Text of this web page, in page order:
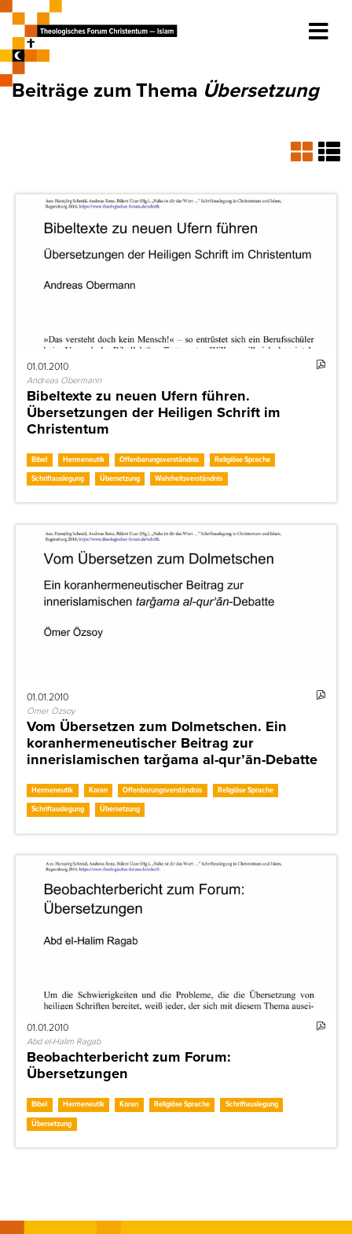
Beiträge zum Thema Übersetzung
01.01.2010
Andreas Obermann
Bibeltexte zu neuen Ufern führen.
Übersetzungen der Heiligen Schrift im
Christentum
Bibel Hermeneutik Offenbarungsverständnis
Religiöse Sprache
Schriftauslegung
Übersetzung Wahrheitsverständnis
01.01.2010
Ömer Özsoy
Vom Übersetzen zum Dolmetschen. Ein
koranhermeneutischer Beitrag zur
innerislamischen tarǧama al-qur’ān-Debatte
Hermeneutik Koran Offenbarungsverständnis
Religiöse Sprache
Schriftauslegung
Übersetzung
01.01.2010
Abd el-Halim Ragab
Beobachterbericht zum Forum:
Übersetzungen
Bibel Hermeneutik Koran Religiöse Sprache
Schriftauslegung
Übersetzung